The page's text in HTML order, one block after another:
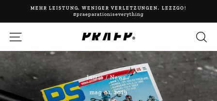
ai
Metti
pausa
MEHR LEISTUNG. WENIGER VERLETZUNGEN. LEZZGO!
#praeparationiseverything
NAVIGAZIONE DEL SITO
Inizio / News /
mag 01, 2019